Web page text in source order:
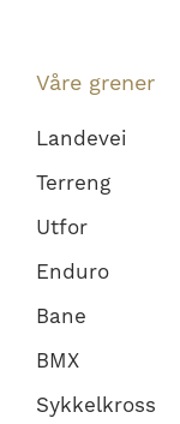
Våre grener
Landevei
Terreng
Utfor
Enduro
Bane
BMX
Sykkelkross